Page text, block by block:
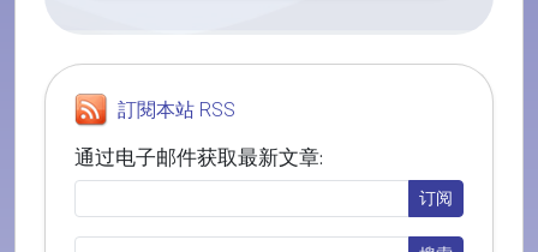
訂閱本站 RSS
通过电子邮件获取最新文章: